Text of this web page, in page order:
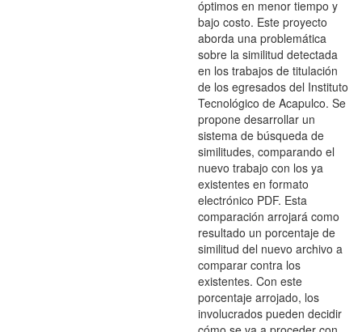
óptimos en menor tiempo y
bajo costo. Este proyecto
aborda una problemática
sobre la similitud detectada
en los trabajos de titulación
de los egresados del Instituto
Tecnológico de Acapulco. Se
propone desarrollar un
sistema de búsqueda de
similitudes, comparando el
nuevo trabajo con los ya
existentes en formato
electrónico PDF. Esta
comparación arrojará como
resultado un porcentaje de
similitud del nuevo archivo a
comparar contra los
existentes. Con este
porcentaje arrojado, los
involucrados pueden decidir